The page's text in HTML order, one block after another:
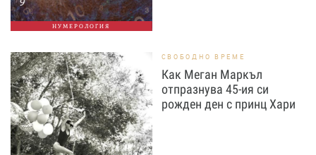
НУМЕРОЛОГИЯ
СВОБОДНО ВРЕМЕ
Как Меган Маркъл
отпразнува 45-ия си
рожден ден с принц Хари